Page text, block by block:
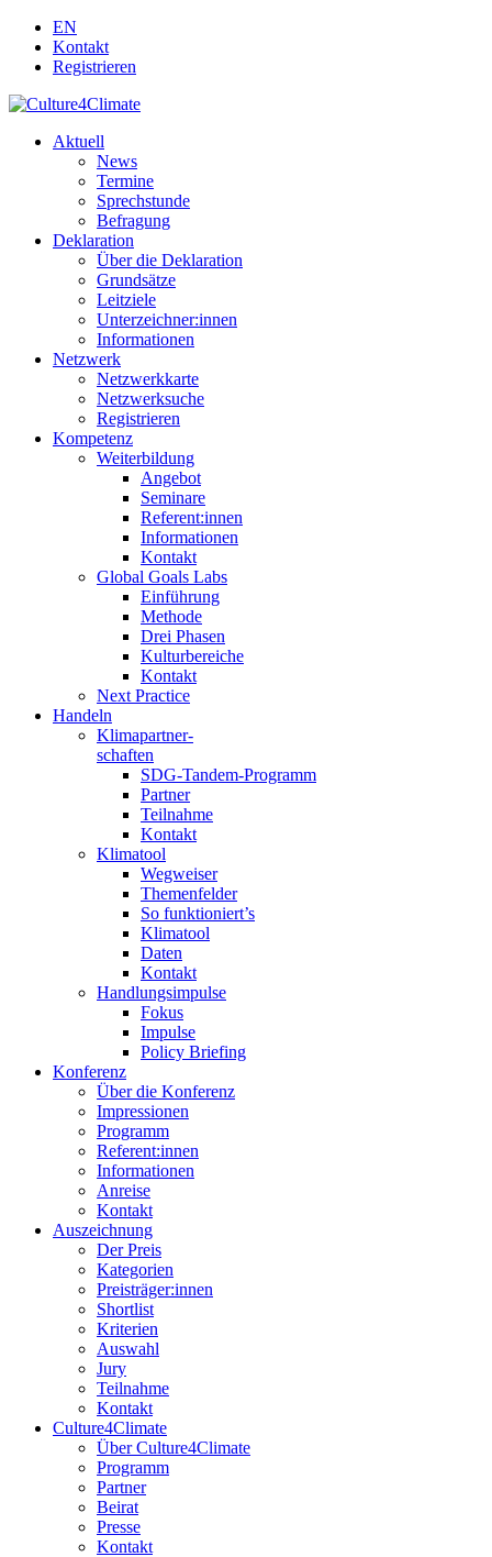
EN
Kontakt
Registrieren
Aktuell
News
Termine
Sprechstunde
Befragung
Deklaration
Über die Deklaration
Grundsätze
Leitziele
Unterzeichner:innen
Informationen
Netzwerk
Netzwerkkarte
Netzwerksuche
Registrieren
Kompetenz
Weiterbildung
Angebot
Seminare
Referent:innen
Informationen
Kontakt
Global Goals Labs
Einführung
Methode
Drei Phasen
Kulturbereiche
Kontakt
Next Practice
Handeln
Klimapartner-
schaften
SDG-Tandem-Programm
Partner
Teilnahme
Kontakt
Klimatool
Wegweiser
Themenfelder
So funktioniert’s
Klimatool
Daten
Kontakt
Handlungsimpulse
Fokus
Impulse
Policy Briefing
Konferenz
Über die Konferenz
Impressionen
Programm
Referent:innen
Informationen
Anreise
Kontakt
Auszeichnung
Der Preis
Kategorien
Preisträger:innen
Shortlist
Kriterien
Auswahl
Jury
Teilnahme
Kontakt
Culture4Climate
Über Culture4Climate
Programm
Partner
Beirat
Presse
Kontakt